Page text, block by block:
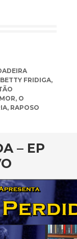
BETTY FRIDIGA,
, O
, RAPOSO
– EP